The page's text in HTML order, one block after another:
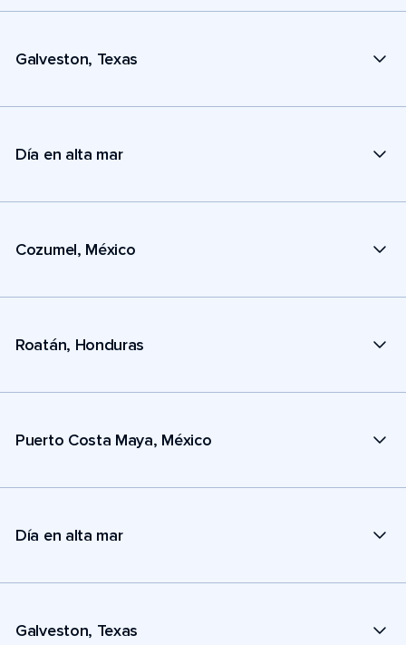
Galveston, Texas
Día en alta mar
Cozumel, México
Roatán, Honduras
Puerto Costa Maya, México
Día en alta mar
Galveston, Texas